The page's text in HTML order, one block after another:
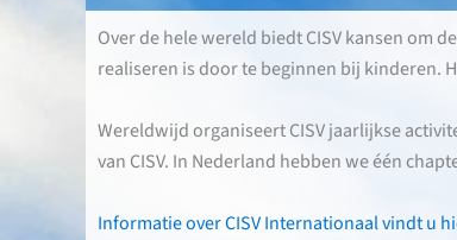
Over de hele wereld biedt CISV kansen om
realiseren is door te beginnen bij kinderen.
Wereldwijd organiseert CISV jaarlijkse
van CISV. In Nederland hebben we één
Informatie over CISV Internationaal vindt u